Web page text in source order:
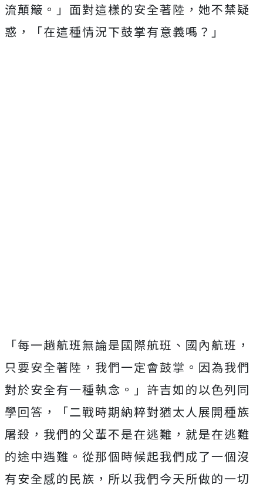
流顛簸。」面對這樣的安全著陸，她不禁疑
惑，「在這種情況下鼓掌有意義嗎？」
「每一趟航班無論是國際航班、國內航班，
只要安全著陸，我們一定會鼓掌。因為我們
對於安全有一種執念。」許吉如的以色列同
學回答，「二戰時期納粹對猶太人展開種族
屠殺，我們的父輩不是在逃難，就是在逃難
的途中遇難。從那個時候起我們成了一個沒
有安全感的民族，所以我們今天所做的一切